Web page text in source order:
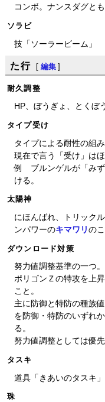
コンボ。ナンスダグと
ソラビ
技「ソーラービーム」
た行 [ 編集 ]
耐久調整
HP、ぼうぎょ、とくぼ
タイプ受け
タイプによる耐性の組
現在で言う「受け」はほ
例 ブルンゲルが「みず
ける。
太陽神
にほんばれ、トリック
ンパワーのキマワリ の
ダウンロード対策
努力値調整基準の一つ
ポリゴンＺの特攻を上
こと。
主に防御と特防の種族
を防御・特防のいずれ
る。
努力値調整としては優先
タスキ
道具「きあいのタスキ」
珠